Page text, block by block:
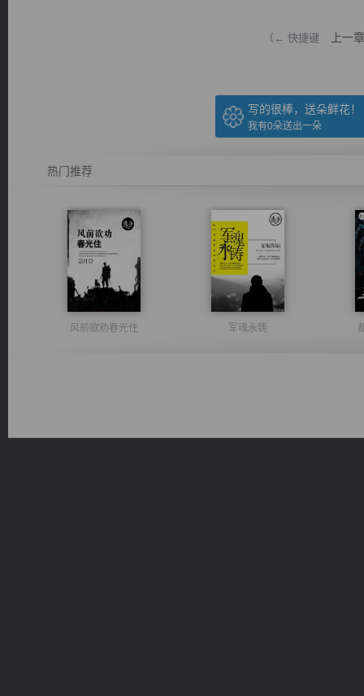
（← 快捷键 上一章
写的很棒，送朵鲜花！
我有0朵送出一朵
热门推荐
风前欲劝春光住 军魂永铸